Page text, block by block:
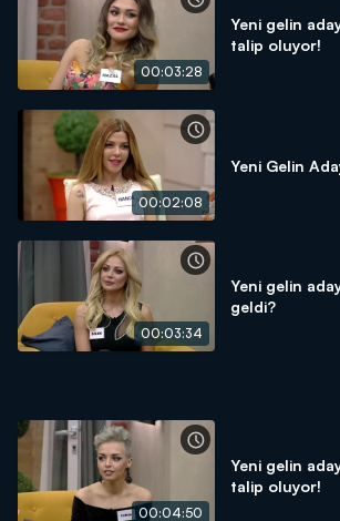
00:03:28
Yeni gelin
talip oluyor!
00:02:08
Yeni Gelin
00:03:34
Yeni gelin
geldi?
00:04:50
Yeni gelin
talip oluyor!